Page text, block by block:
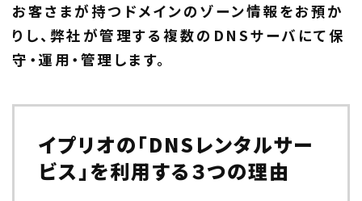
お客さまが持つドメインのゾーン情報をお預か
りし、弊社が管理する複数のDNSサーバにて保
守・運用・管理します。
イプリオの「DNSレンタルサー
ビス」を利用する３つの理由